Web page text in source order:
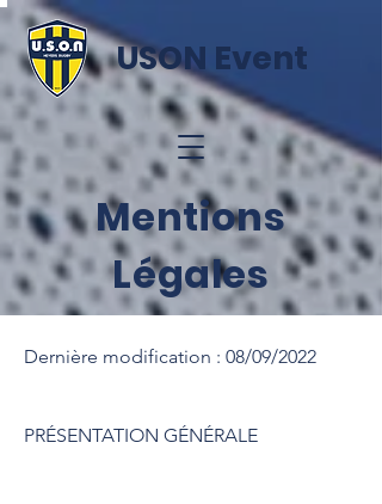
USON Event
Mentions
Légales
Dernière modification : 08/09/2022
PRÉSENTATION GÉNÉRALE